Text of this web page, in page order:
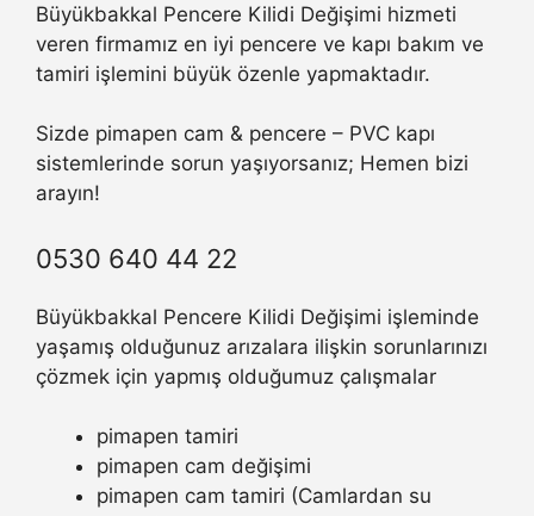
Büyükbakkal Pencere Kilidi Değişimi hizmeti
veren firmamız en iyi pencere ve kapı bakım ve
tamiri işlemini büyük özenle yapmaktadır.
Sizde pimapen cam & pencere – PVC kapı
sistemlerinde sorun yaşıyorsanız; Hemen bizi
arayın!
0530 640 44 22
Büyükbakkal Pencere Kilidi Değişimi işleminde
yaşamış olduğunuz arızalara ilişkin sorunlarınızı
çözmek için yapmış olduğumuz çalışmalar
pimapen tamiri
pimapen cam değişimi
pimapen cam tamiri (Camlardan su